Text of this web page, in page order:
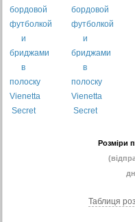
Розміри
Таблиця